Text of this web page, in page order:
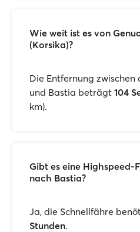
Wie weit ist es von
(Korsika)?
Die Entfernung zwischen
und Bastia beträgt 104
km).
Gibt es eine Highspeed-
nach Bastia?
Ja, die Schnellfähre
Stunden.